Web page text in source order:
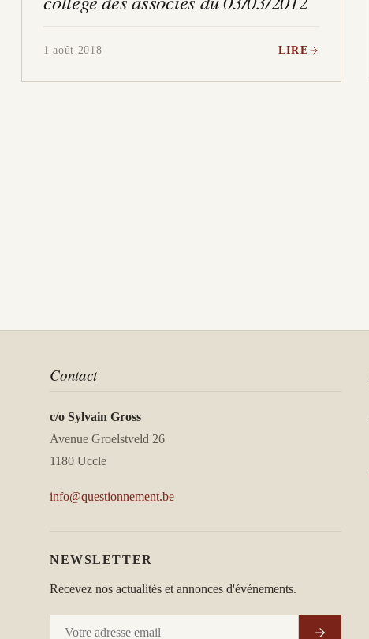
1 août 2018 LIRE
Contact
c/o Sylvain Gross
Avenue Groelstveld 26
1180 Uccle
info@questionnement.be
NEWSLETTER
Recevez nos actualités et annonces d'événements.